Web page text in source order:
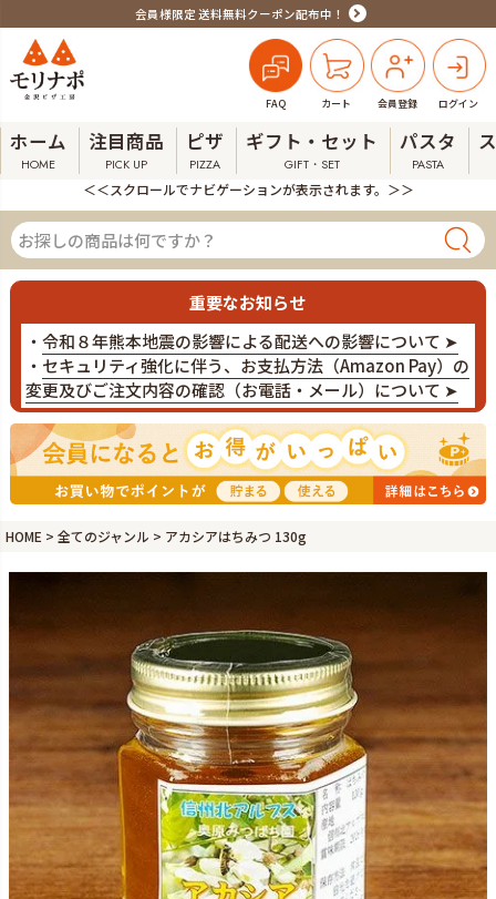
会員様限定 送料無料クーポン配布中！
FAQ カート 会員登録 ログイン
ホーム
HOME
注目商品
PICK UP
ピザ
PIZZA
ギフト・セット
GIFT・SET
パスタ
PASTA
＜＜スクロールでナビゲーションが表示されます。＞＞
重要なお知らせ
・ 令和８年熊本地震の影響による配送への影響について ➤
・ セキュリティ強化に伴う、お支払方法（Amazon Pay）の
変更及びご注文内容の確認（お電話・メール）について ➤
HOME 全てのジャンル アカシアはちみつ 130g